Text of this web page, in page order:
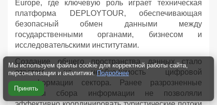
Europe, где ключевую роль играет техническая
платформа DEPLOYTOUR, обеспечивающая
безопасный обмен данными между
государственными органами, бизнесом и
исследовательскими институтами.
Создание общего пространства данных стало
ответом на необходимость цифровой
трансформации сектора. Ранее разрозненные
системы сбора информации не позволяли
Мы используем файлы cookie для корректной работы сайта,
персонализации и аналитики. Подробнее
Принять